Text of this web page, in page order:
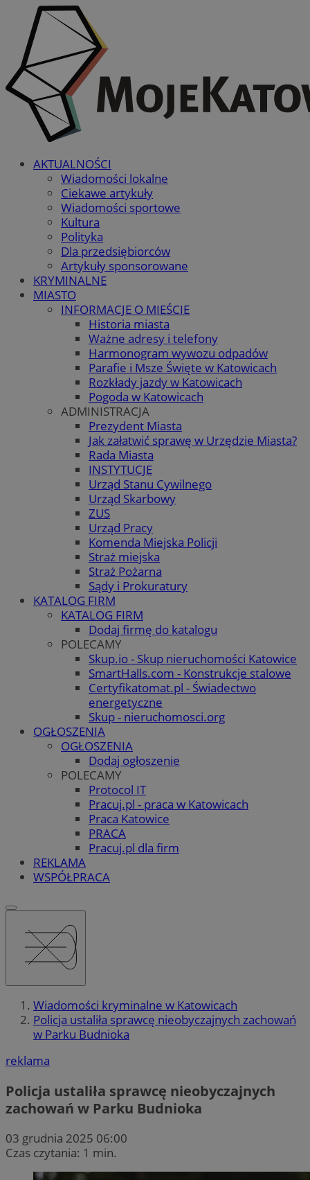
AKTUALNOŚCI
Wiadomości lokalne
Ciekawe artykuły
Wiadomości sportowe
Kultura
Polityka
Dla przedsiębiorców
Artykuły sponsorowane
KRYMINALNE
MIASTO
INFORMACJE O MIEŚCIE
Historia miasta
Ważne adresy i telefony
Harmonogram wywozu odpadów
Parafie i Msze Święte w Katowicach
Rozkłady jazdy w Katowicach
Pogoda w Katowicach
ADMINISTRACJA
Prezydent Miasta
Jak załatwić sprawę w Urzędzie Miasta?
Rada Miasta
INSTYTUCJE
Urząd Stanu Cywilnego
Urząd Skarbowy
ZUS
Urząd Pracy
Komenda Miejska Policji
Straż miejska
Straż Pożarna
Sądy i Prokuratury
KATALOG FIRM
KATALOG FIRM
Dodaj firmę do katalogu
POLECAMY
Skup.io - Skup nieruchomości Katowice
SmartHalls.com - Konstrukcje stalowe
Certyfikatomat.pl - Świadectwo
energetyczne
Skup - nieruchomosci.org
OGŁOSZENIA
OGŁOSZENIA
Dodaj ogłoszenie
POLECAMY
Protocol IT
Pracuj.pl - praca w Katowicach
Praca Katowice
PRACA
Pracuj.pl dla firm
REKLAMA
WSPÓŁPRACA
Wiadomości kryminalne w Katowicach
Policja ustaliła sprawcę nieobyczajnych zachowań
w Parku Budnioka
reklama
Policja ustaliła sprawcę nieobyczajnych
zachowań w Parku Budnioka
03 grudnia 2025 06:00
Czas czytania: 1 min.